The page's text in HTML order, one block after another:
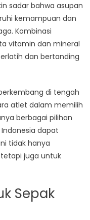
sadar bahwa asupan
kemampuan dan
Kombinasi
vitamin dan mineral
dan bertanding
di tengah
atlet dalam memilih
berbagai pilihan
dapat
tidak hanya
juga untuk
Sepak